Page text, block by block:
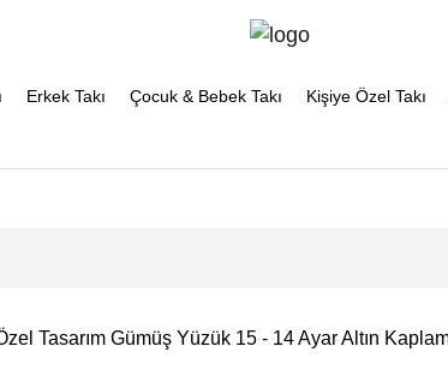
Erkek Takı Çocuk & Bebek Takı Kişiye Özel Takı
Tasarım Gümüş Yüzük 15 - 14 Ayar Altın